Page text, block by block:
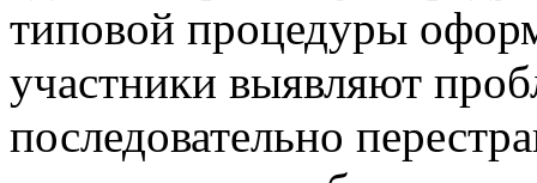
типовой процедуры
участники выявляют
последовательно